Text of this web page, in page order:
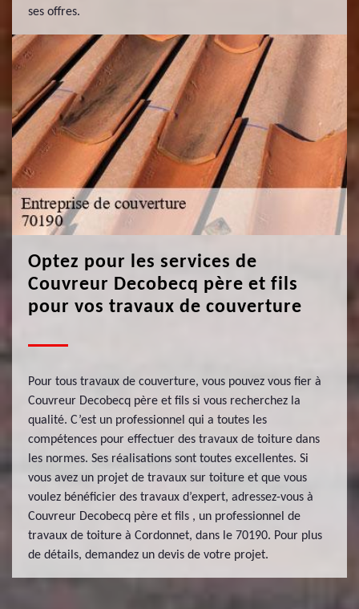
ses offres.
Optez pour les services de
Couvreur Decobecq père et fils
pour vos travaux de couverture
Pour tous travaux de couverture, vous pouvez vous fier à
Couvreur Decobecq père et fils si vous recherchez la
qualité. C’est un professionnel qui a toutes les
compétences pour effectuer des travaux de toiture dans
les normes. Ses réalisations sont toutes excellentes. Si
vous avez un projet de travaux sur toiture et que vous
voulez bénéficier des travaux d’expert, adressez-vous à
Couvreur Decobecq père et fils , un professionnel de
travaux de toiture à Cordonnet, dans le 70190. Pour plus
de détails, demandez un devis de votre projet.